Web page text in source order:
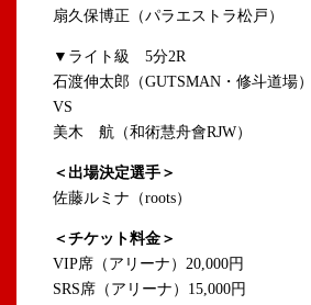
扇久保博正（パラエストラ松戸）
▼ライト級 5分2R
石渡伸太郎（GUTSMAN・修斗道場
VS
美木 航（和術慧舟會RJW）
＜出場決定選手＞
佐藤ルミナ（roots）
＜チケット料金＞
VIP席（アリーナ）20,000円
SRS席（アリーナ）15,000円